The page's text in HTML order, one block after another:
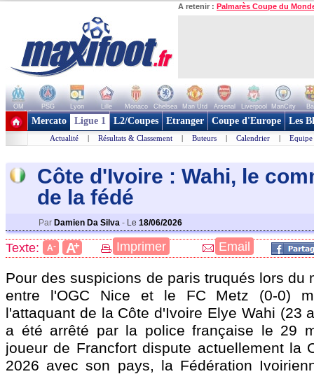
A retenir : Palmarès Coupe du
OM PSG Lyon Lille Monaco Chelsea Man Utd Arsenal Liverpool ManCity
+ de clubs
Mercato Ligue 1 L2/Coupes Etranger Coupe d'Europe Les
Actualité | Résultats & Classement | Buteurs | Calendrier | Equipe
Côte d'Ivoire : Wahi, le
de la fédé
Par Damien Da Silva - Le 18/06/2026
Texte: A- A+ Imprimer Email
Pour des suspicions de paris truqués lors du
entre l'OGC Nice et le FC Metz (0-0)
l'attaquant de la Côte d'Ivoire Elye Wahi (23
a été arrêté par la police française le 29
joueur de Francfort dispute actuellement la
2026 avec son pays, la Fédération